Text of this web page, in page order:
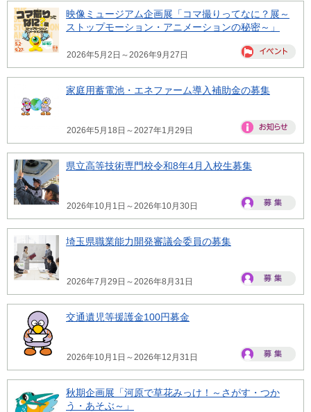
映像ミュージアム企画展「コマ撮りってなに？展～
ストップモーション・アニメーションの秘密～」
2026年5月2日～2026年9月27日
家庭用蓄電池・エネファーム導入補助金の募集
2026年5月18日～2027年1月29日
県立高等技術専門校令和8年4月入校生募集
2026年10月1日～2026年10月30日
埼玉県職業能力開発審議会委員の募集
2026年7月29日～2026年8月31日
交通遺児等援護金100円募金
2026年10月1日～2026年12月31日
秋期企画展「河原で草花みっけ！～さがす・つか
う・あそぶ～」